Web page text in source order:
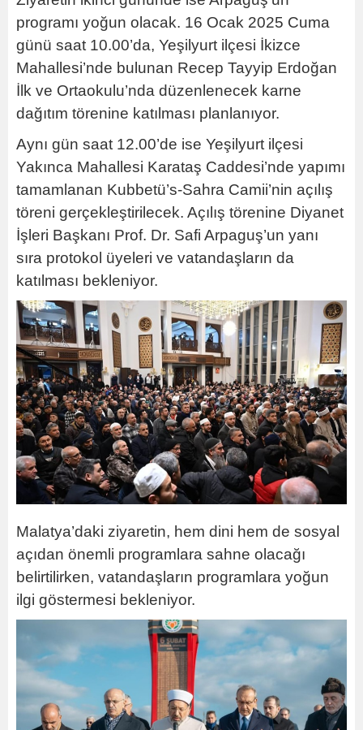
programı yoğun olacak. 16 Ocak 2025 Cuma
günü saat 10.00’da, Yeşilyurt ilçesi İkizce
Mahallesi’nde bulunan Recep Tayyip Erdoğan
İlk ve Ortaokulu’nda düzenlenecek karne
dağıtım törenine katılması planlanıyor.
Aynı gün saat 12.00’de ise Yeşilyurt ilçesi
Yakınca Mahallesi Karataş Caddesi’nde yapımı
tamamlanan Kubbetü’s-Sahra Camii’nin açılış
töreni gerçekleştirilecek. Açılış törenine Diyanet
İşleri Başkanı Prof. Dr. Safi Arpaguş’un yanı
sıra protokol üyeleri ve vatandaşların da
katılması bekleniyor.
Malatya’daki ziyaretin, hem dini hem de sosyal
açıdan önemli programlara sahne olacağı
belirtilirken, vatandaşların programlara yoğun
ilgi göstermesi bekleniyor.